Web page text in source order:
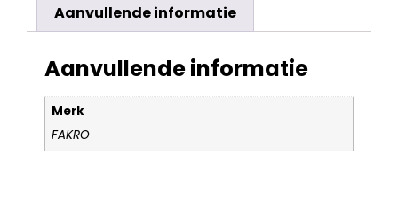
Aanvullende informatie
Aanvullende informatie
Merk
FAKRO